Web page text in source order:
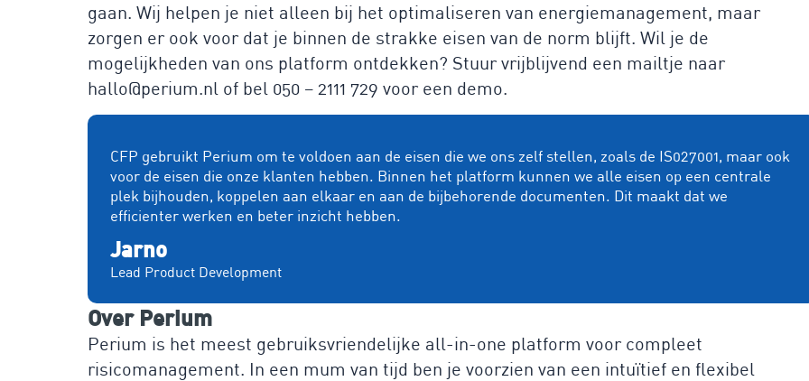
gaan. Wij helpen je niet alleen bij het optimaliseren van energiemanagement, maar
zorgen er ook voor dat je binnen de strakke eisen van de norm blijft. Wil je de
mogelijkheden van ons platform ontdekken? Stuur vrijblijvend een mailtje naar
hallo@perium.nl of bel 050 – 2111 729 voor een demo.
CFP gebruikt Perium om te voldoen aan de eisen die we ons zelf stellen, zoals de IS027001, maar ook
voor de eisen die onze klanten hebben. Binnen het platform kunnen we alle eisen op een centrale
plek bijhouden, koppelen aan elkaar en aan de bijbehorende documenten. Dit maakt dat we
efficienter werken en beter inzicht hebben.
Jarno
Lead Product Development
Over Perium
Perium is het meest gebruiksvriendelijke all-in-one platform voor compleet
risicomanagement. In een mum van tijd ben je voorzien van een intuïtief en flexibel